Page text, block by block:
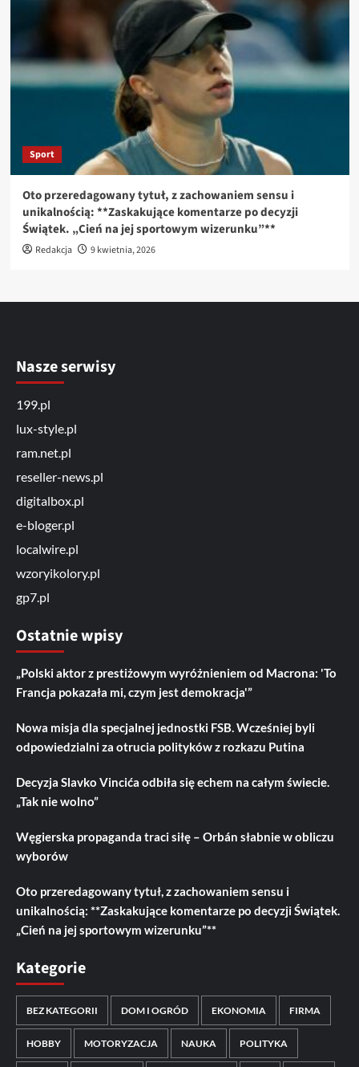
Sport
Oto przeredagowany tytuł, z zachowaniem sensu i
unikalnością: **Zaskakujące komentarze po decyzji
Świątek. „Cień na jej sportowym wizerunku”**
Redakcja 9 kwietnia, 2026
Nasze serwisy
199.pl
lux-style.pl
ram.net.pl
reseller-news.pl
digitalbox.pl
e-bloger.pl
localwire.pl
wzoryikolory.pl
gp7.pl
Ostatnie wpisy
„Polski aktor z prestiżowym wyróżnieniem od Macrona: 'To
Francja pokazała mi, czym jest demokracja'”
Nowa misja dla specjalnej jednostki FSB. Wcześniej byli
odpowiedzialni za otrucia polityków z rozkazu Putina
Decyzja Slavko Vincića odbiła się echem na całym świecie.
„Tak nie wolno”
Węgierska propaganda traci siłę – Orbán słabnie w obliczu
wyborów
Oto przeredagowany tytuł, z zachowaniem sensu i
unikalnością: **Zaskakujące komentarze po decyzji Świątek.
„Cień na jej sportowym wizerunku”**
Kategorie
BEZ KATEGORII DOM I OGRÓD EKONOMIA FIRMA
HOBBY MOTORYZACJA NAUKA POLITYKA